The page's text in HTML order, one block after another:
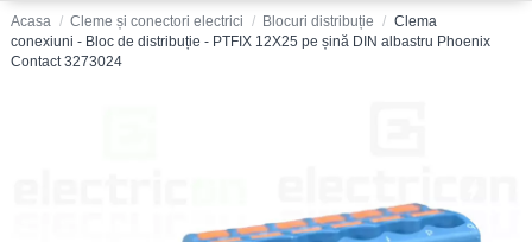
Acasa Cleme și conectori electrici Blocuri distribuție
Clema
conexiuni - Bloc de distribuție - PTFIX 12X25 pe șină DIN albastru Phoenix
Contact 3273024